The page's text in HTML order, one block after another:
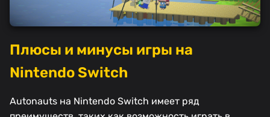
Плюсы и минусы игры на
Nintendo Switch
Autonauts на Nintendo Switch имеет ряд